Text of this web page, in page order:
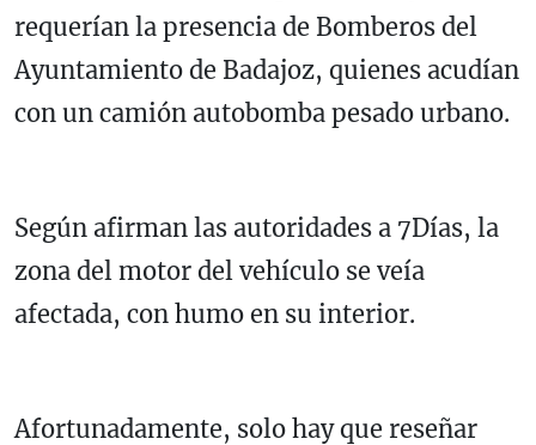
requerían la presencia de Bomberos del
Ayuntamiento de Badajoz, quienes acudían
con un camión autobomba pesado urbano.
Según afirman las autoridades a 7Días, la
zona del motor del vehículo se veía
afectada, con humo en su interior.
Afortunadamente, solo hay que reseñar